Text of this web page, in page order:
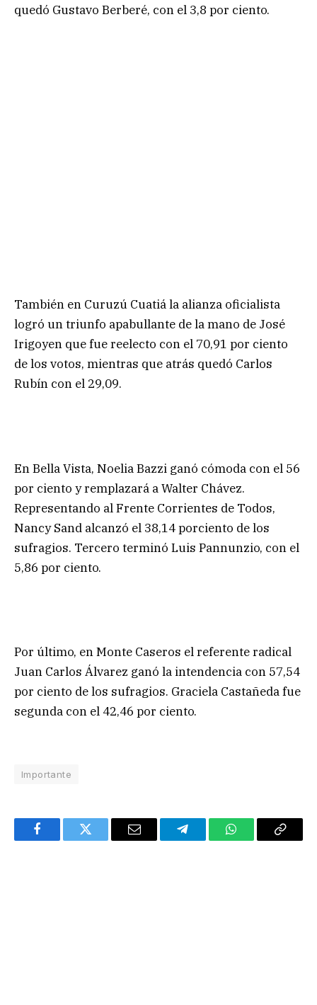
quedó Gustavo Berberé, con el 3,8 por ciento.
También en Curuzú Cuatiá la alianza oficialista
logró un triunfo apabullante de la mano de José
Irigoyen que fue reelecto con el 70,91 por ciento
de los votos, mientras que atrás quedó Carlos
Rubín con el 29,09.
En Bella Vista, Noelia Bazzi ganó cómoda con el 56
por ciento y remplazará a Walter Chávez.
Representando al Frente Corrientes de Todos,
Nancy Sand alcanzó el 38,14 porciento de los
sufragios. Tercero terminó Luis Pannunzio, con el
5,86 por ciento.
Por último, en Monte Caseros el referente radical
Juan Carlos Álvarez ganó la intendencia con 57,54
por ciento de los sufragios. Graciela Castañeda fue
segunda con el 42,46 por ciento.
Importante
FacebookTwitter Email TelegramWhatsAppCopy